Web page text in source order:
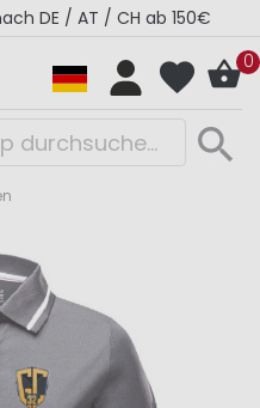
DE / AT / CH ab 150€
0